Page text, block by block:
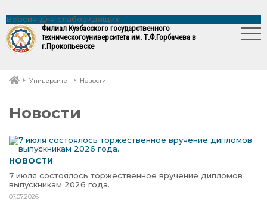
Версия для слабовидящих
Филиал Кузбасского государственного
техническогоуниверситета им. Т.Ф.Горбачева в
г.Прокопьевске
Университет Новости
Новости
НОВОСТИ
7 июля состоялось торжественное вручение дипломов
выпускникам 2026 года.
07.07.2026